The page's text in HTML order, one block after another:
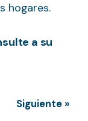
hogares.
a su
Siguiente »